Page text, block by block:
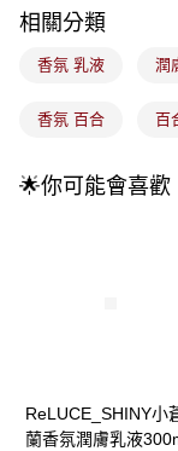
全盈+PAY
大哥付你分期
【大哥付你分期使用說
流程，驗證手機門號後
成交易。
【注意事項】
ATM付款
運送方式
每筆NT$100，滿
相關分類
香氛 乳液 潤
香氛 百合 百
🌟你可能會喜歡
ReLUCE_SHINY小
蘭香氛潤膚乳液